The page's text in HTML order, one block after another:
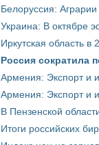
Белоруссия:
Украина: В октябре
Иркутская область в
Россия сократила
Армения: Экспорт и
Армения: Экспорт и
В Пензенской
Итоги российских